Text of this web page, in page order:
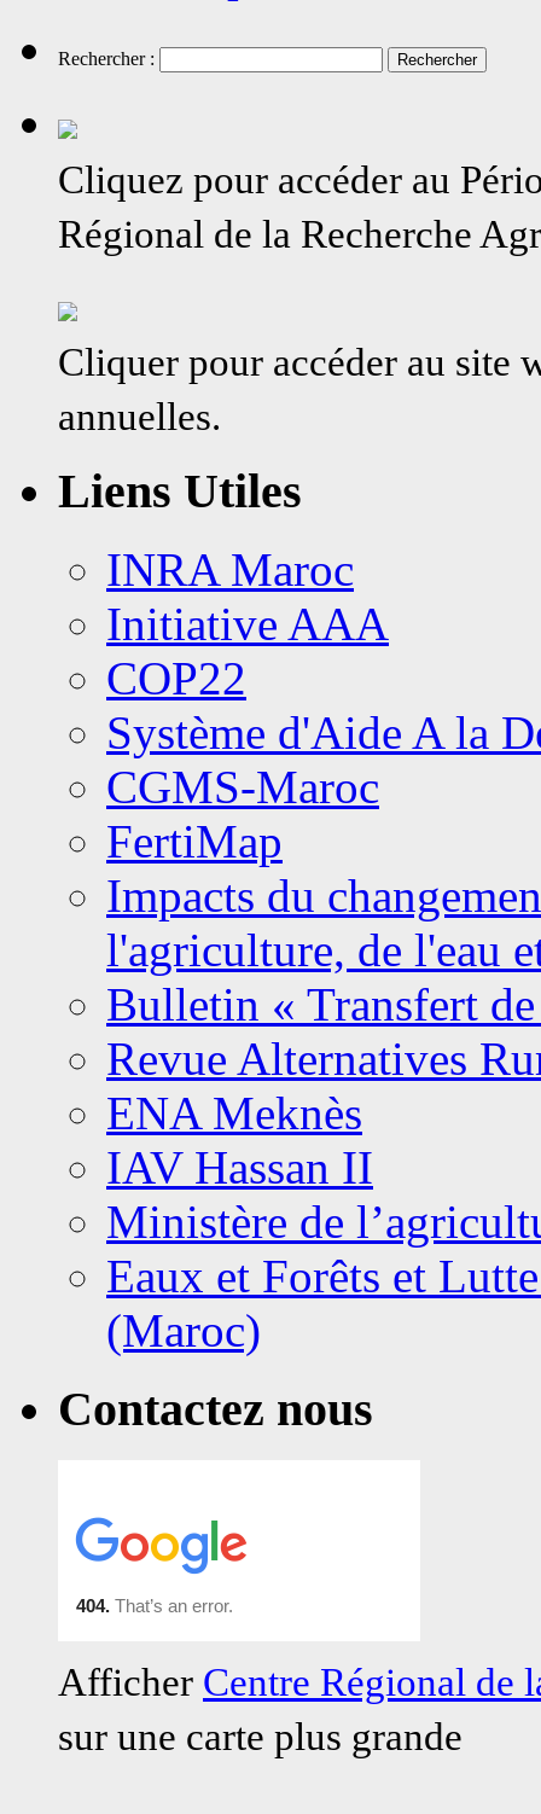
Rechercher :
Cliquez pour accéder au
Régional de la Recherche
Cliquer pour accéder au site
annuelles.
Liens Utiles
INRA Maroc
Initiative AAA
COP22
Système d'Aide A la
CGMS-Maroc
FertiMap
Impacts du
l'agriculture, de l'eau
Bulletin « Transfert
Revue Alternatives
ENA Meknès
IAV Hassan II
Ministère de
Eaux et Forêts et
(Maroc)
Contactez nous
Afficher Centre Régional de
sur une carte plus grande